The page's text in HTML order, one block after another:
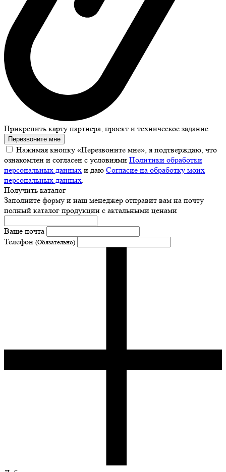
Прикрепить карту партнера, проект и техническое задание
Перезвоните мне
Нажимая кнопку «Перезвоните мне», я подтверждаю, что
ознакомлен и согласен с условиями Политики обработки
персональных данных и даю Согласие на обработку моих
персональных данных.
Получить каталог
Заполните форму и наш менеджер отправит вам на почту
полный каталог продукции с актальными ценами
Ваше почта
Телефон (Обязательно)